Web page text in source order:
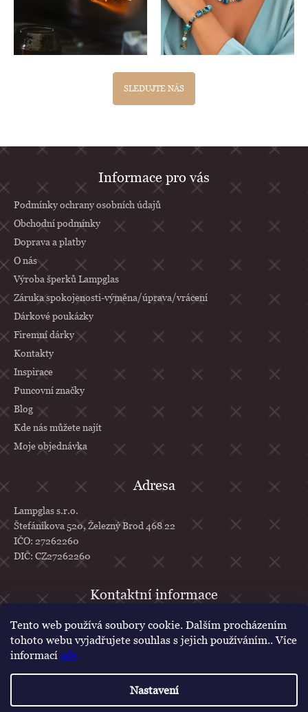
Tento web používá soubory cookie. Dalším procházením
tohoto webu vyjadřujete souhlas s jejich používáním.. Více
informací zde.
Nastavení
SLEDUJTE NÁS
á
a
í
Informace pro vás
Podmínky ochrany osobních údajů
Obchodní podmínky
Doprava a platby
O nás
Výroba šperků Lampglas
Záruka spokojenosti-výměna/úprava/vrácení
Dárkové poukázky
Firemní dárky
Kontakty
Inspirace
Puncovní značky
Blog
Kde nás můžete najít
Moje objednávka
Adresa
Lampglas s.r.o.
Štefánikova 520, Železný Brod 468 22
IČO: 27262260
DIČ: CZ27262260
info@lampglas.cz
+420 777 610 707
lampglascz